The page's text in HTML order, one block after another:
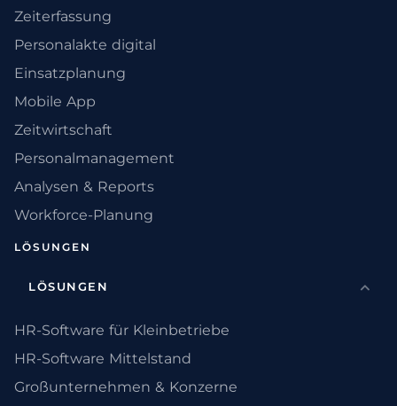
Zeiterfassung
Personalakte digital
Einsatzplanung
Mobile App
Zeitwirtschaft
Personalmanagement
Analysen & Reports
Workforce-Planung
LÖSUNGEN
LÖSUNGEN
HR-Software für Kleinbetriebe
HR-Software Mittelstand
Großunternehmen & Konzerne